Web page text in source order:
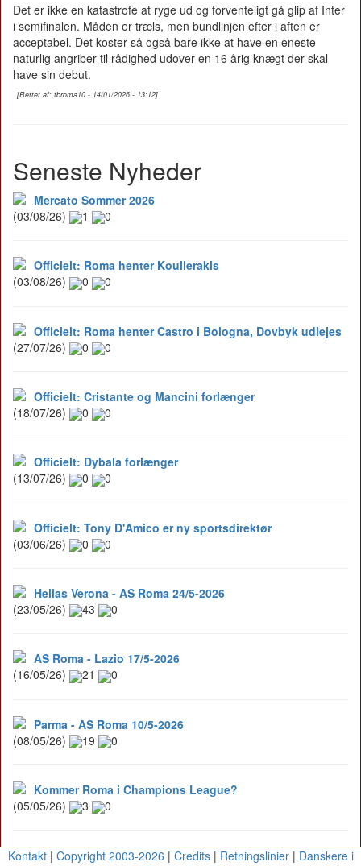
Det er ikke en katastrofe at ryge ud og forventeligt gå glip af Inter
i semifinalen. Måden er træls, men bundlinjen efter i aften er
acceptabel. Det koster så også bare ikke at have en eneste
naturlig angriber til rådighed udover en 16 årig knægt der skal
have sin debut.
[Rettet af: tbroma10 - 14/01/2026 - 13:12]
Seneste Nyheder
Mercato Sommer 2026
(03/08/26)
1 0
Officielt: Roma henter Koulierakis
(03/08/26)
0 0
Officielt: Roma henter Castro i Bologna, Dovbyk udlejes
(27/07/26)
0 0
Officielt: Cristante og Mancini forlænger
(18/07/26)
0 0
Officielt: Dybala forlænger
(13/07/26)
0 0
Officielt: Tony D'Amico er ny sportsdirektør
(03/06/26)
0 0
Hellas Verona - AS Roma 24/5-2026
(23/05/26)
43 0
AS Roma - Lazio 17/5-2026
(16/05/26)
21 0
Parma - AS Roma 10/5-2026
(08/05/26)
19 0
Kommer Roma i Champions League?
(05/05/26)
3 0
Kontakt| Copyright 2003-2026 | Credits| Retningslinier| Danskere i